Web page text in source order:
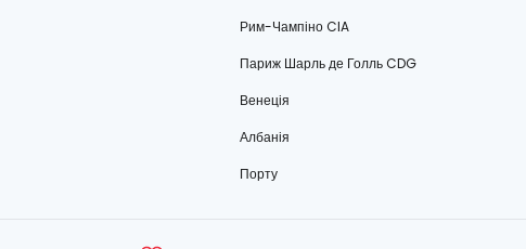
Рим-Чампіно CIA
Париж Шарль де Голль CDG
Венеція
Албанія
Порту